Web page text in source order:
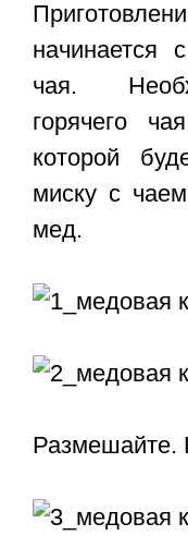
начинается
чая.
горячего
которой
миску с
мед.
Размешайте.